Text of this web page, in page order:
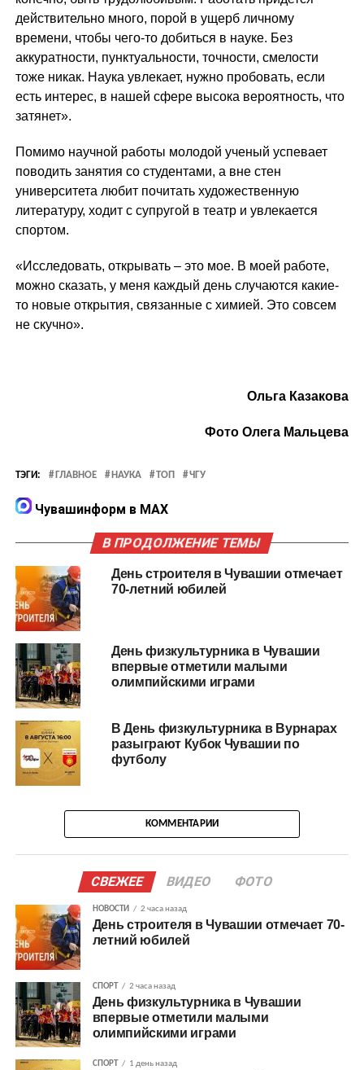
действительно много, порой в ущерб личному
времени, чтобы чего-то добиться в науке. Без
аккуратности, пунктуальности, точности, смелости
тоже никак. Наука увлекает, нужно пробовать, если
есть интерес, в нашей сфере высока вероятность, что
затянет».
Помимо научной работы молодой ученый успевает
поводить занятия со студентами, а вне стен
университета любит почитать художественную
литературу, ходит с супругой в театр и увлекается
спортом.
«Исследовать, открывать – это мое. В моей работе,
можно сказать, у меня каждый день случаются какие-
то новые открытия, связанные с химией. Это совсем
не скучно».
Ольга Казакова
Фото Олега Мальцева
ТЭГИ: ГЛАВНОЕ НАУКА ТОП ЧГУ
Чувашинформ в MAX
В ПРОДОЛЖЕНИЕ ТЕМЫ
День строителя в Чувашии отмечает
70-летний юбилей
День физкультурника в Чувашии
впервые отметили малыми
олимпийскими играми
В День физкультурника в Вурнарах
разыграют Кубок Чувашии по
футболу
КОММЕНТАРИИ
СВЕЖЕЕ ВИДЕО ФОТО
НОВОСТИ 2 часа назад
День строителя в Чувашии отмечает 70-
летний юбилей
СПОРТ 2 часа назад
День физкультурника в Чувашии
впервые отметили малыми
олимпийскими играми
СПОРТ 1 день назад